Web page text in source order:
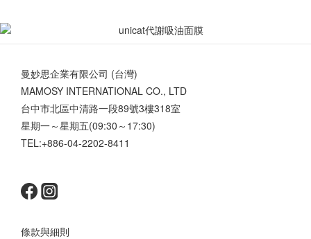
曼妙思企業有限公司 (台灣)
MAMOSY INTERNATIONAL CO., LTD
台中市北區中清路一段89號3樓318室
星期一～星期五(09:30～17:30)
TEL:+886-04-2202-8411
條款與細則